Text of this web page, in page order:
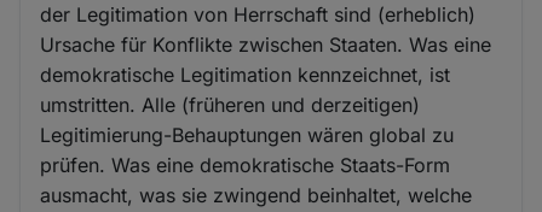
der Legitimation von Herrschaft sind (erheblich)
Ursache für Konflikte zwischen Staaten. Was eine
demokratische Legitimation kennzeichnet, ist
umstritten. Alle (früheren und derzeitigen)
Legitimierung-Behauptungen wären global zu
prüfen. Was eine demokratische Staats-Form
ausmacht, was sie zwingend beinhaltet, welche